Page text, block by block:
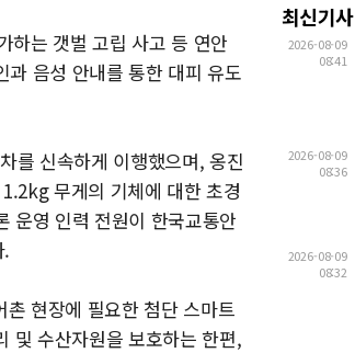
하는 갯벌 고립 사고 등 연안
과 음성 안내를 통한 대피 유도
를 신속하게 이행했으며, 옹진
무게의 기체에 대한 초경
운영 인력 전원이 한국교통안
.
현장에 필요한 첨단 스마트
및 수산자원을 보호하는 한편,
최신기사
2026-08-09
08:41
2026-08-09
08:36
2026-08-09
08:32